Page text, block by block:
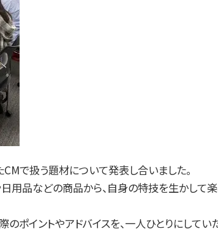
で扱う題材について発表し合いました。
用品などの商品から、自身の特技を生かして
のポイントやアドバイスを、一人ひとりにしてい